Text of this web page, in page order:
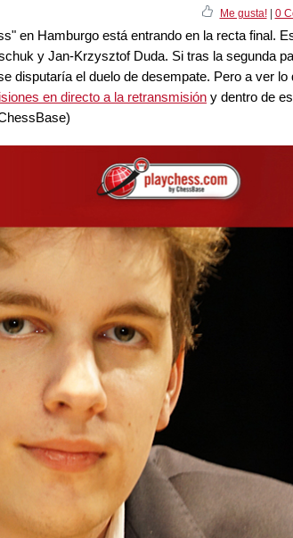
Me gusta!| 0
en Hamburgo está entrando en la recta final.
y Jan-Krzysztof Duda. Si tras la segunda
disputaría el duelo de desempate. Pero a ver lo
en directo a la retransmisión y dentro de